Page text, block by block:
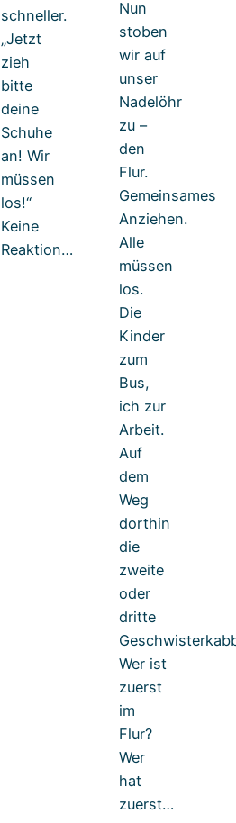
schneller.
„Jetzt
zieh
bitte
deine
Schuhe
an! Wir
müssen
los!“
Keine
Reaktion…
Nun
stoben
wir auf
unser
Nadelöhr
zu –
den
Flur.
Gemeinsames
Anziehen.
Alle
müssen
los.
Die
Kinder
zum
Bus,
ich zur
Arbeit.
Auf
dem
Weg
dorthin
die
zweite
oder
dritte
Wer ist
zuerst
im
Flur?
Wer
hat
zuerst…